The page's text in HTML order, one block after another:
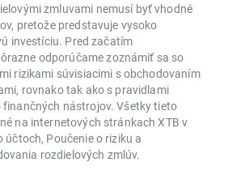
zmluvami nemusí byť vhodné
pretože predstavuje vysoko
investíciu. Pred začatím
odporúčame zoznámiť sa so
rizikami súvisiacimi s obchodovaním
rovnako tak ako s pravidlami
nástrojov. Všetky tieto
na internetových stránkach XTB v
účtoch, Poučenie o riziku a
rozdielových zmlúv.